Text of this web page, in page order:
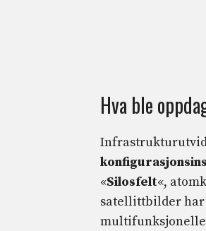
Hva ble
«Silosfelt«,
satellittbilder har